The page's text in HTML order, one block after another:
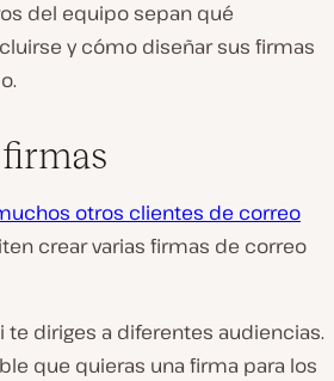
del equipo sepan qué
y cómo diseñar sus firmas
otros clientes de correo
crear varias firmas de correo
te diriges a diferentes audiencias.
que quieras una firma para los